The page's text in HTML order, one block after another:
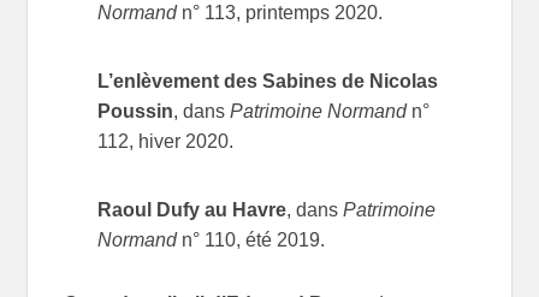
Normandn° 113, printemps 2020.
L’enlèvement des Sabines de Nicolas
Poussin, dans Patrimoine Normandn°
112, hiver 2020.
Raoul Dufy au Havre, dans Patrimoine
Normandn° 110, été 2019.